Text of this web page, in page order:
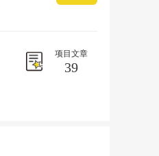
项目文章
39